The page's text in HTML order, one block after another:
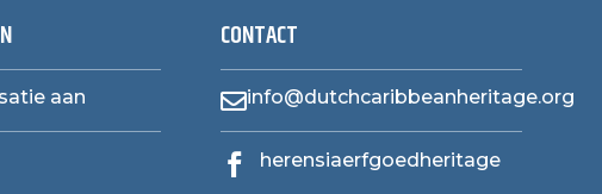
aan
CONTACT
info@dutchcaribbeanheritage.org
 herensiaerfgoedheritage